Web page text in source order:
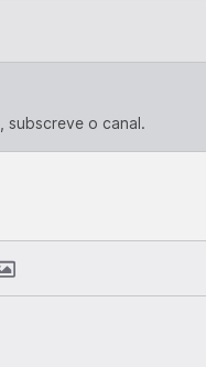
subscreve o canal.